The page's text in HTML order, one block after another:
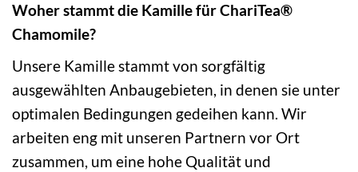
Woher stammt die Kamille für ChariTea®
Chamomile?
Unsere Kamille stammt von sorgfältig
ausgewählten Anbaugebieten, in denen sie unter
optimalen Bedingungen gedeihen kann. Wir
arbeiten eng mit unseren Partnern vor Ort
zusammen, um eine hohe Qualität und